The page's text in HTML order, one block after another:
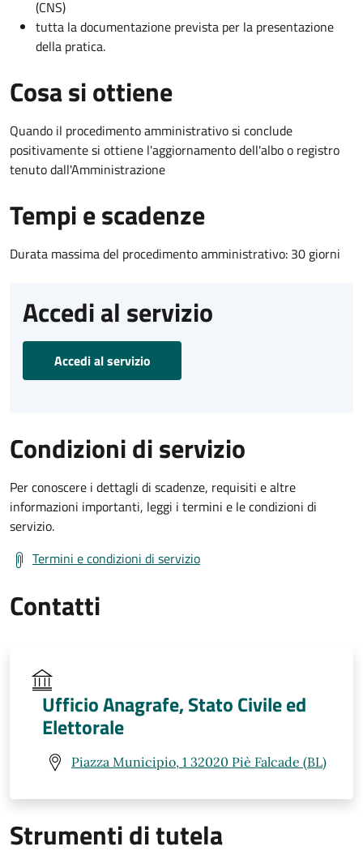
(CNS)
tutta la documentazione prevista per la presentazione
della pratica.
Cosa si ottiene
Quando il procedimento amministrativo si conclude
positivamente si ottiene l'aggiornamento dell'albo o registro
tenuto dall'Amministrazione
Tempi e scadenze
Durata massima del procedimento amministrativo: 30 giorni
Accedi al servizio
Accedi al servizio
Condizioni di servizio
Per conoscere i dettagli di scadenze, requisiti e altre
informazioni importanti, leggi i termini e le condizioni di
servizio.
Termini e condizioni di servizio
Contatti
Ufficio Anagrafe, Stato Civile ed
Elettorale
Piazza Municipio, 1 32020 Piè Falcade (BL)
Strumenti di tutela